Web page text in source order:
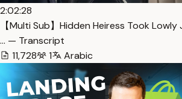
2:02:28
【Multi Sub】Hidden Heiress Took
… — Transcript
11,728
1 Arabic